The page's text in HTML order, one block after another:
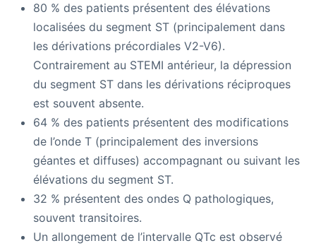
80 % des patients présentent des élévations
localisées du segment ST (principalement dans
les dérivations précordiales V2-V6).
Contrairement au STEMI antérieur, la dépression
du segment ST dans les dérivations réciproques
est souvent absente.
64 % des patients présentent des modifications
de l’onde T (principalement des inversions
géantes et diffuses) accompagnant ou suivant les
élévations du segment ST.
32 % présentent des ondes Q pathologiques,
souvent transitoires.
Un allongement de l’intervalle QTc est observé